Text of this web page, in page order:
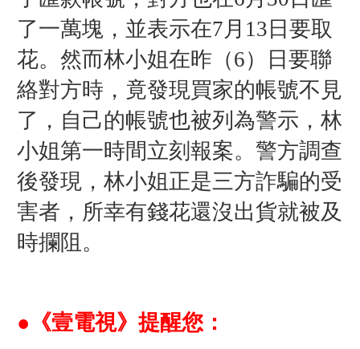
了一萬塊，並表示在7月13日要取
花。然而林小姐在昨（6）日要聯
絡對方時，竟發現買家的帳號不見
了，自己的帳號也被列為警示，林
小姐第一時間立刻報案。警方調查
後發現，林小姐正是三方詐騙的受
害者，所幸有錢花還沒出貨就被及
時攔阻。
●《壹電視》提醒您：